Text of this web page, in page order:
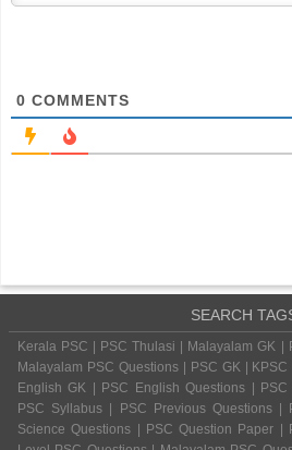
0 COMMENTS
SEARCH
Kerala PSC | PSC Thulasi | Malayalam GK |
Malayalam PSC Questions | PSC GK |
English GK | PSC English Questions |
PSC Syllabus | PSC Previous Questions |
Science Questions | PSC Question Paper |